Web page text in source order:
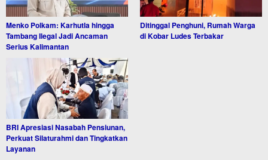
Menko Polkam: Karhutla hingga
Tambang Ilegal Jadi Ancaman
Serius Kalimantan
Ditinggal Penghuni, Rumah Warga
di Kobar Ludes Terbakar
BRI Apresiasi Nasabah Pensiunan,
Perkuat Silaturahmi dan Tingkatkan
Layanan